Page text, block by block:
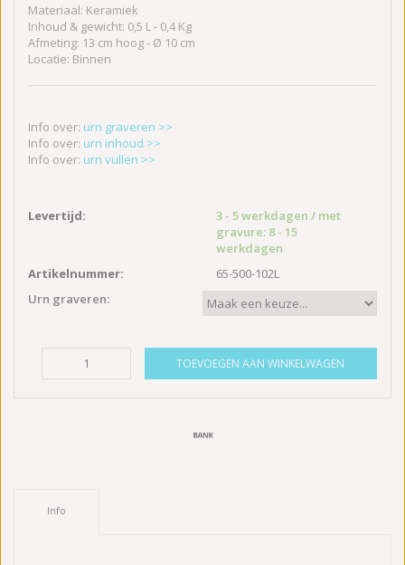
Materiaal: Keramiek
Inhoud & gewicht: 0,5 L - 0,4 Kg
Afmeting: 13 cm hoog - Ø 10 cm
Locatie: Binnen
Info over: urn graveren >>
Info over: urn inhoud >>
Info over: urn vullen >>
Levertijd:
3 - 5 werkdagen / met
gravure: 8 - 15
werkdagen
Artikelnummer:
65-500-102L
Urn graveren:
TOEVOEGEN AAN WINKELWAGEN
Info